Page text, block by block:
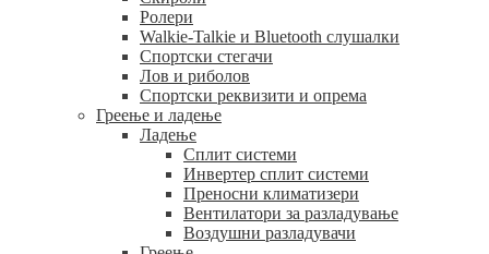
Ролери
Walkie-Talkie и Bluetooth слушалки
Спортски стегачи
Лов и риболов
Спортски реквизити и опрема
Греење и ладење
Ладење
Сплит системи
Инвертер сплит системи
Преносни климатизери
Вентилатори за разладување
Воздушни разладувачи